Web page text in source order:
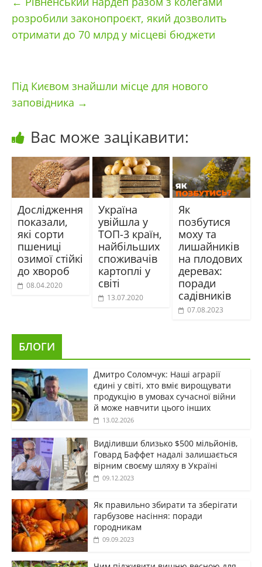
розробили законопроєкт, який дозволить
отримати до 70 млрд у місцеві бюджети
Під Києвом знайшли місце для нового
заповідника →
Вас може зацікавити:
Дослідження
показали,
які сорти
пшениці
озимої стійкі
до хвороб
08.04.2020
Україна
увійшла у
ТОП-3 країн,
найбільших
споживачів
картоплі у
світі
13.07.2020
Як
позбутися
моху та
лишайників
на плодових
деревах:
поради
садівників
07.08.2023
БЛОГИ
Дмитро Соломчук: Наші аграрії
єдині у світі, хто вміє вирощувати
продукцію в умовах сучасної війни
й може навчити цього інших
13.02.2026
Виділивши близько $500 мільйонів,
Говард Баффет надалі залишається
вірним своєму шляху в Україні
09.12.2023
Як правильно збирати та зберігати
гарбузове насіння: поради
городникам
09.09.2023